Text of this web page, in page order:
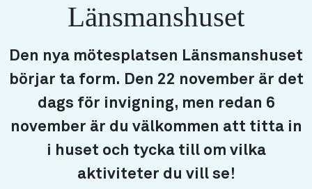
Så här
Länsmanshuset
Den nya mötesplatsen Länsmanshuset
börjar ta form. Den 22 november är det
dags för invigning, men redan 6
november är du välkommen att titta in
i huset och tycka till om vilka
aktiviteter du vill se!